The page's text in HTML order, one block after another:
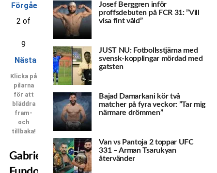
Förgående
2 of
9
Nästa
Klicka på
pilarna
för att
bläddra
fram-
och
tillbaka!
Gabriela
Josef Berggren inför
proffsdebuten på FCR 31: ”Vill
visa fint våld”
JUST NU: Fotbollsstjärna med
svensk-kopplingar mördad med
gatsten
Bajad Damarkani kör två
matcher på fyra veckor: ”Tar mig
närmare drömmen”
Van vs Pantoja 2 toppar UFC
331 – Arman Tsarukyan
återvänder